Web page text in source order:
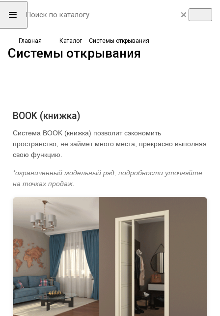
Главная Каталог Системы открывания
Системы открывания
BOOK (книжка)
Система BOOK (книжка) позволит сэкономить
пространство, не займет много места, прекрасно выполняя
свою функцию.
*ограниченный модельный ряд, подробности уточняйте
на точках продаж.